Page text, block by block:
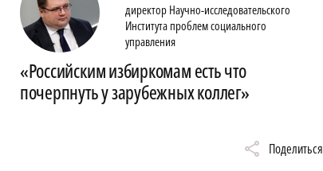
директор Научно-исследовательского
Института проблем социального
управления
«Российским избиркомам есть что
почерпнуть у зарубежных коллег»
Поделиться